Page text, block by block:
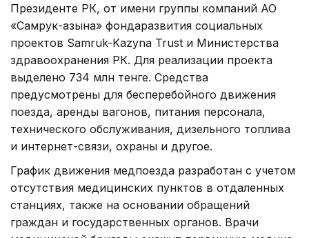
Президенте РК, от имени группы компаний АО
«Самрук-Қазына» фондаразвития социальных
проектов Samruk-Kazyna Trust и Министерства
здравоохранения РК. Для реализации проекта
выделено 734 млн тенге. Средства
предусмотрены для бесперебойного движения
поезда, аренды вагонов, питания персонала,
технического обслуживания, дизельного топлива
и интернет-связи, охраны и другое.
График движения медпоезда разработан с учетом
отсутствия медицинских пунктов в отдаленных
станциях, также на основании обращений
граждан и государственных органов. Врачи